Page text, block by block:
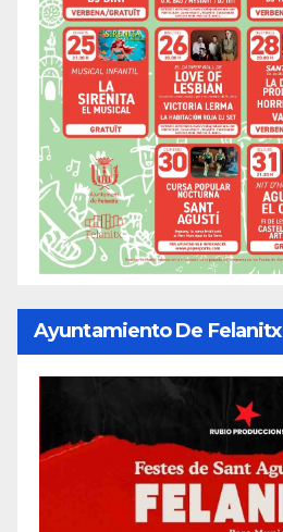
Ayuntamiento De Felanitx